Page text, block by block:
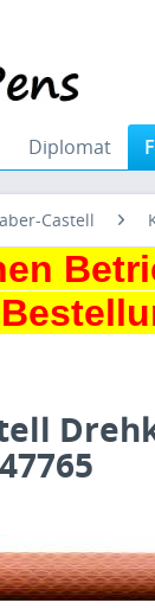
Diplomat
Castell